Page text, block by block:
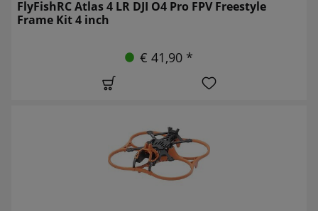
FlyFishRC Atlas 4 LR DJI O4 Pro FPV Freestyle
Frame Kit 4 inch
€ 41,90 *